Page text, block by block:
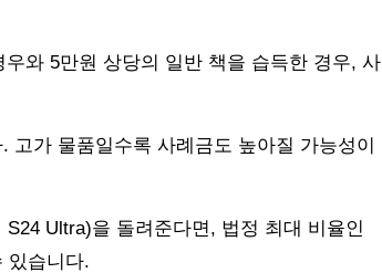
와 5만원 상당의 일반 책을 습득한 경우, 사
고가 물품일수록 사례금도 높아질 가능성이
Ultra)을 돌려준다면, 법정 최대 비율인
있습니다.